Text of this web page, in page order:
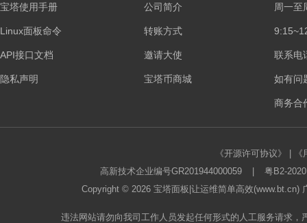
宝塔使用手册
Linux面板命令
API接口文档
隐私声明
公司简介
转账方式
邀请大使
宝塔币商城
周一至
联系电
如有问
商务合
《开源许可协议》
高新技术企业编号GR201944000059
粤B2-
Copyright © 2026 宝塔面板 |让运维简单高效
违法网站请勿向我司工作人员发起任何形式的人工服务请求，